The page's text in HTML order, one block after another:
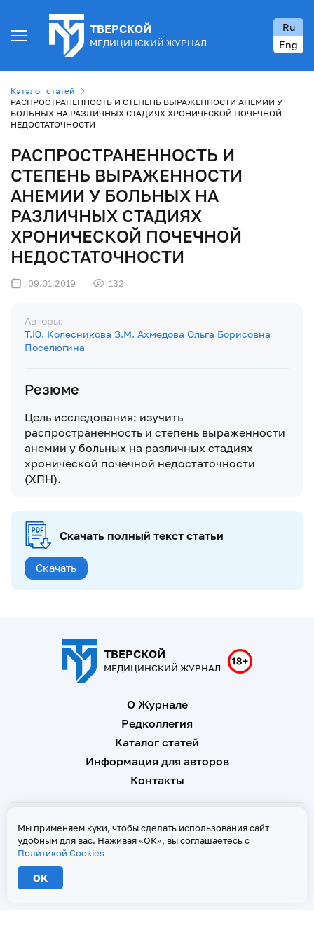
ТВЕРСКОЙ
МЕДИЦИНСКИЙ ЖУРНАЛ
Ru
Eng
Каталог статей
РАСПРОСТРАНЕННОСТЬ И СТЕПЕНЬ ВЫРАЖЕННОСТИ АНЕМИИ У
БОЛЬНЫХ НА РАЗЛИЧНЫХ СТАДИЯХ ХРОНИЧЕСКОЙ ПОЧЕЧНОЙ
НЕДОСТАТОЧНОСТИ
РАСПРОСТРАНЕННОСТЬ И
СТЕПЕНЬ ВЫРАЖЕННОСТИ
АНЕМИИ У БОЛЬНЫХ НА
РАЗЛИЧНЫХ СТАДИЯХ
ХРОНИЧЕСКОЙ ПОЧЕЧНОЙ
НЕДОСТАТОЧНОСТИ
09.01.2019 132
Авторы:
Т.Ю. Колесникова З.М. Ахмедова Ольга Борисовна
Поселюгина
Резюме
Цель исследования: изучить
распространенность и степень выраженности
анемии у больных на различных стадиях
хронической почечной недостаточности
(ХПН).
Скачать полный текст статьи
Скачать
ТВЕРСКОЙ
МЕДИЦИНСКИЙ ЖУРНАЛ
О Журнале
Редколлегия
Каталог статей
Информация для авторов
Контакты
При копировании текстов ссылка на страницу-первоисточник обязательна
Свидетельство о регистрации Эл № ФС 77 - 67146 от 16
сентября 2016 г
Мы применяем куки, чтобы сделать использования сайт
удобным для вас. Наживая «ОК», вы соглашаетесь с
Политикой Cookies
ОК